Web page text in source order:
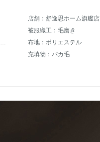
店舗：舒逸思ホーム旗艦店
被服織工：毛磨き
成分含有量：50%（含まない）-55%（含まない）
布地：ポリエステル
充填物：パカ毛